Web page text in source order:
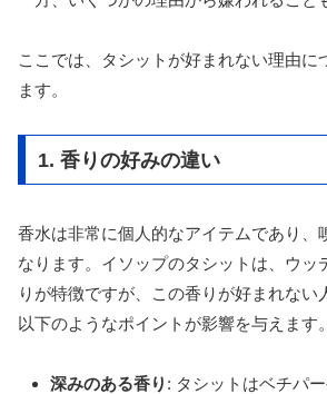
ここでは、タシットが好まれない理由に
ます。
1. 香りの好みの違い
香水は非常に個人的なアイテムであり、
なります。イソップのタシットは、ウッ
りが特徴ですが、この香りが好まれない
以下のようなポイントが影響を与えます。
深みのある香り : タシットはベチパ